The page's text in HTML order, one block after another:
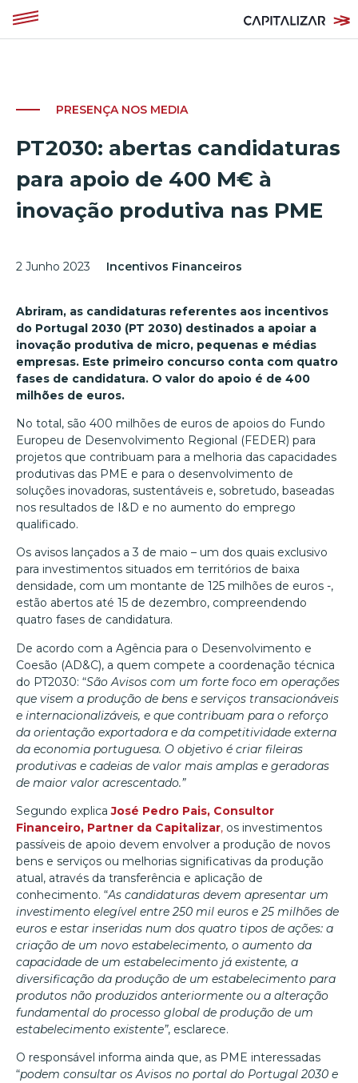
PRESENÇA NOS MEDIA
PT2030: abertas candidaturas
para apoio de 400 M€ à
inovação produtiva nas PME
2 Junho 2023 Incentivos Financeiros
Abriram, as candidaturas referentes aos incentivos
do Portugal 2030 (PT 2030) destinados a apoiar a
inovação produtiva de micro, pequenas e médias
empresas. Este primeiro concurso conta com quatro
fases de candidatura. O valor do apoio é de 400
milhões de euros.
No total, são 400 milhões de euros de apoios do Fundo
Europeu de Desenvolvimento Regional (FEDER) para
projetos que contribuam para a melhoria das capacidades
produtivas das PME e para o desenvolvimento de
soluções inovadoras, sustentáveis e, sobretudo, baseadas
nos resultados de I&D e no aumento do emprego
qualificado.
Os avisos lançados a 3 de maio – um dos quais exclusivo
para investimentos situados em territórios de baixa
densidade, com um montante de 125 milhões de euros -,
estão abertos até 15 de dezembro, compreendendo
quatro fases de candidatura.
De acordo com a Agência para o Desenvolvimento e
Coesão (AD&C), a quem compete a coordenação técnica
do PT2030: “São Avisos com um forte foco em operações
que visem a produção de bens e serviços transacionáveis
e internacionalizáveis, e que contribuam para o reforço
da orientação exportadora e da competitividade externa
da economia portuguesa. O objetivo é criar fileiras
produtivas e cadeias de valor mais amplas e geradoras
de maior valor acrescentado.”
Segundo explica José Pedro Pais, Consultor
Financeiro, Partner da Capitalizar, os investimentos
passíveis de apoio devem envolver a produção de novos
bens e serviços ou melhorias significativas da produção
atual, através da transferência e aplicação de
conhecimento. “As candidaturas devem apresentar um
investimento elegível entre 250 mil euros e 25 milhões de
euros e estar inseridas num dos quatro tipos de ações: a
criação de um novo estabelecimento, o aumento da
capacidade de um estabelecimento já existente, a
diversificação da produção de um estabelecimento para
produtos não produzidos anteriormente ou a alteração
fundamental do processo global de produção de um
estabelecimento existente”, esclarece.
O responsável informa ainda que, as PME interessadas
“podem consultar os Avisos no portal do Portugal 2030 e